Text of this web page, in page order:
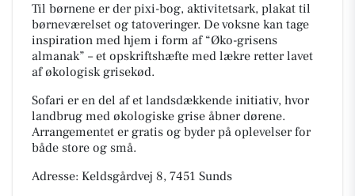
Til børnene er der pixi-bog, aktivitetsark, plakat til
børneværelset og tatoveringer. De voksne kan tage
inspiration med hjem i form af “Øko-grisens
almanak” – et opskriftshæfte med lækre retter lavet
af økologisk grisekød.
Sofari er en del af et landsdækkende initiativ, hvor
landbrug med økologiske grise åbner dørene.
Arrangementet er gratis og byder på oplevelser for
både store og små.
Adresse: Keldsgårdvej 8, 7451 Sunds